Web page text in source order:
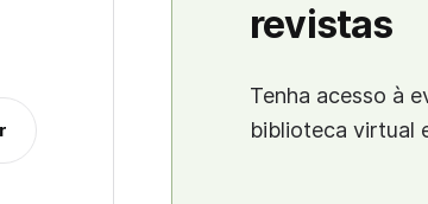
revistas
Tenha acesso à
biblioteca virtual